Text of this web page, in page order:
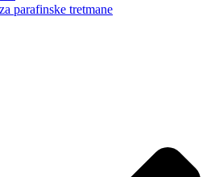
parafinske tretmane